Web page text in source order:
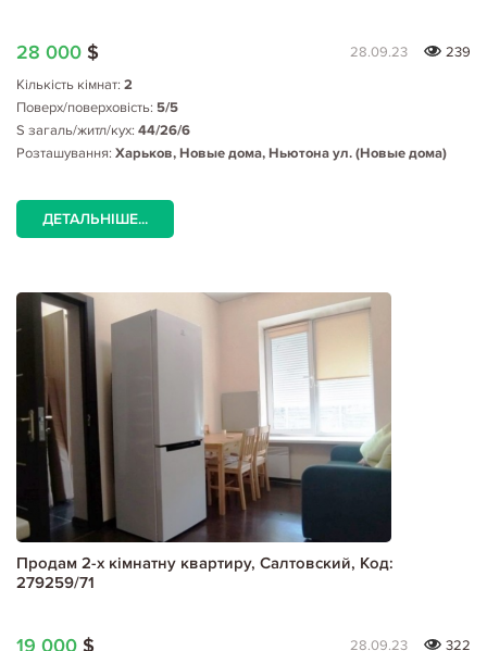
28 000 $ 28.09.23
239
Кількість кімнат: 2
Поверх/поверховість: 5/5
S загаль/житл/кух: 44/26/6
Розташування: Харьков, Новые дома, Ньютона ул. (Новые дома)
ДЕТАЛЬНІШЕ...
Продам 2-х кімнатну квартиру, Салтовский, Код:
279259/71
19 000 $ 28.09.23 322